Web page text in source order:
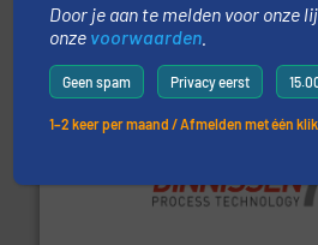
Door je aan te melden voor onze
onze voorwaarden
Geen spam Privacy eerst
1–2 keer per maand / Afmelden met één klik